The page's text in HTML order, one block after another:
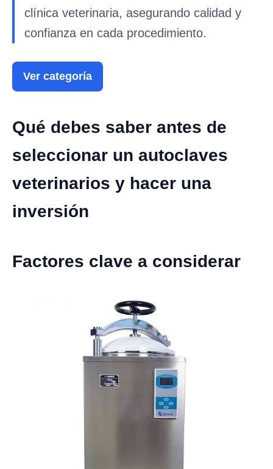
clínica veterinaria, asegurando calidad y
confianza en cada procedimiento.
Ver categoría
Qué debes saber antes de
seleccionar un autoclaves
veterinarios y hacer una
inversión
Factores clave a considerar